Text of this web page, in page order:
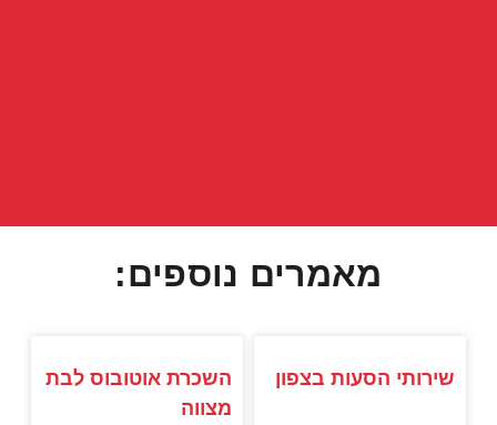
מאמרים נוספים:
שירותי הסעות בצפון
השכרת אוטובוס לבת
מצווה